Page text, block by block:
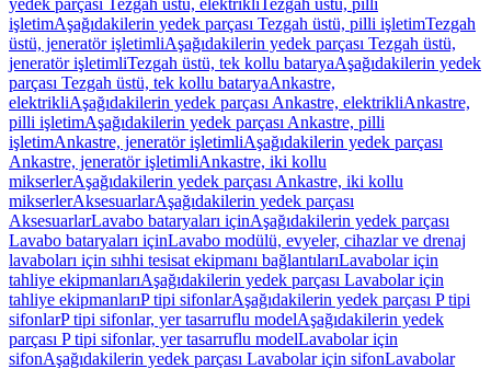
yedek parçası Tezgah üstü, elektrikli Tezgah üstü, pilli
işletimAşağıdakilerin yedek parçası Tezgah üstü, pilli işletimTezgah
üstü, jeneratör işletimliAşağıdakilerin yedek parçası Tezgah üstü,
jeneratör işletimliTezgah üstü, tek kollu bataryaAşağıdakilerin yedek
parçası Tezgah üstü, tek kollu bataryaAnkastre,
elektrikliAşağıdakilerin yedek parçası Ankastre, elektrikliAnkastre,
pilli işletimAşağıdakilerin yedek parçası Ankastre, pilli
işletimAnkastre, jeneratör işletimliAşağıdakilerin yedek parçası
Ankastre, jeneratör işletimliAnkastre, iki kollu
mikserlerAşağıdakilerin yedek parçası Ankastre, iki kollu
mikserlerAksesuarlarAşağıdakilerin yedek parçası
AksesuarlarLavabo bataryaları içinAşağıdakilerin yedek parçası
Lavabo bataryaları içinLavabo modülü, evyeler, cihazlar ve drenaj
lavaboları için sıhhi tesisat ekipmanı bağlantılarıLavabolar için
tahliye ekipmanlarıAşağıdakilerin yedek parçası Lavabolar için
tahliye ekipmanlarıP tipi sifonlarAşağıdakilerin yedek parçası P tipi
sifonlarP tipi sifonlar, yer tasarruflu modelAşağıdakilerin yedek
parçası P tipi sifonlar, yer tasarruflu modelLavabolar için
sifonAşağıdakilerin yedek parçası Lavabolar için sifonLavabolar